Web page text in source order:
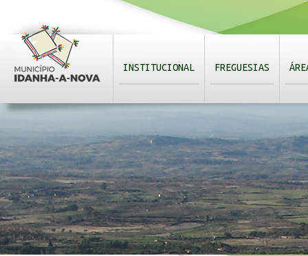
INSTITUCIONAL FREGUESIAS